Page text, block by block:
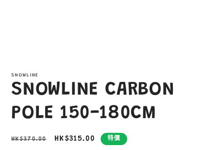
動
視
中
開
多
SNOWLINE
SNOWLINE CARBON
POLE 150-180CM
定
HK$370.00
售
HK$315.00 特價